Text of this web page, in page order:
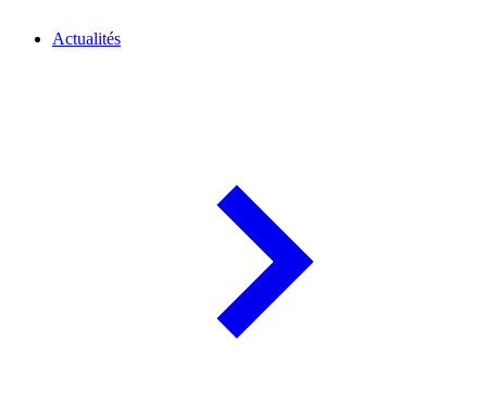
Actualités